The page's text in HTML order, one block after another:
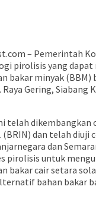
– Pemerintah
pirolisis yang dapat
bakar minyak
Gering, Siabang
telah dikembangkan
dan telah diuji
dan
pirolisis untuk
bakar cair setara
bahan bakar